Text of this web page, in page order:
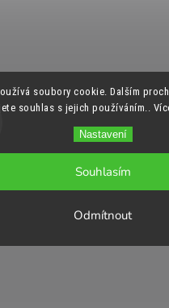
soubory cookie. Dalším
souhlas s jejich používáním..
Nastavení
Odmítnout
Souhlasím